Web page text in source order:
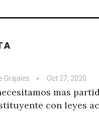
Grajales Oct 27, 2020
mas
con leyes